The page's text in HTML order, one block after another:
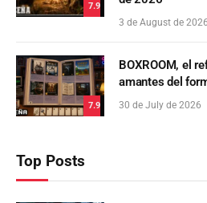
7.9
3 de August de 2026
7.9
BOXROOM, el
amantes del
30 de July de 2026
Top Posts